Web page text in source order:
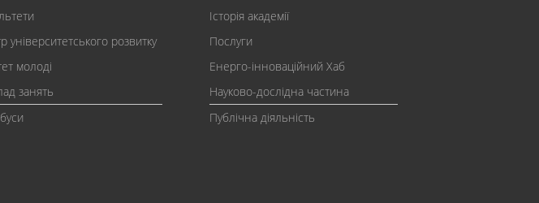
університетського розвитку
молоді
занять
Історія академії
Послуги
Енерго-інноваційний Хаб
Науково-дослідна частина
Публічна діяльність